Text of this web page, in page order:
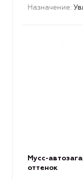
Назначение
Мусс-
оттенок